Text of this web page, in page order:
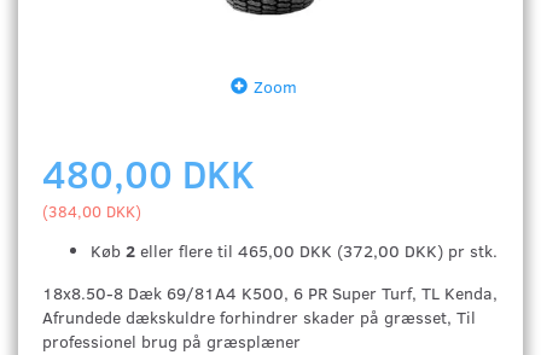
Zoom
480,00 DKK
(384,00 DKK)
Køb 2 eller flere til 465,00 DKK (372,00 DKK) pr stk.
18x8.50-8 Dæk 69/81A4 K500, 6 PR Super Turf, TL Kenda,
Afrundede dækskuldre forhindrer skader på græsset, Til
professionel brug på græsplæner